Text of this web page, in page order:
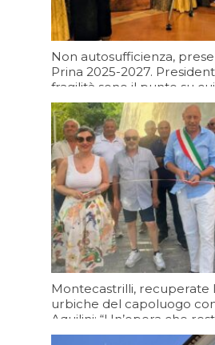
Non autosufficienza,
Prina 2025-2027.
fragilità sono il punto su
portare più in alto
Oggi 07:08
Montecastrilli, recuperate
urbiche del capoluogo
Aquilini: “Un’opera che
cittadinanza un luogo che